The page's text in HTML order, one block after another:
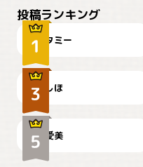
投稿ランキング
タミー
お弁当になりたいにゃ😽
しほ
かわいい毛玉つき
爱美